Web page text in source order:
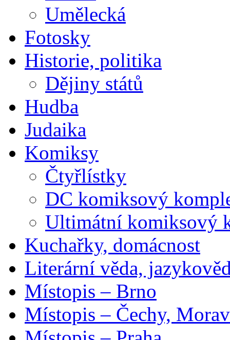
Umělecká
Fotosky
Historie, politika
Dějiny států
Hudba
Judaika
Komiksy
Čtyřlístky
DC komiksový
Ultimátní komiksový
Kuchařky, domácnost
Literární věda,
Místopis – Brno
Místopis – Čechy,